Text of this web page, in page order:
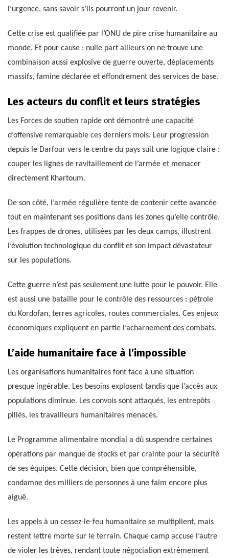
l’urgence, sans savoir s’ils pourront un jour revenir.
Cette crise est qualifiée par l’ONU de pire crise humanitaire au
monde. Et pour cause : nulle part ailleurs on ne trouve une
combinaison aussi explosive de guerre ouverte, déplacements
massifs, famine déclarée et effondrement des services de base.
Les acteurs du conflit et leurs stratégies
Les Forces de soutien rapide ont démontré une capacité
d’offensive remarquable ces derniers mois. Leur progression
depuis le Darfour vers le centre du pays suit une logique claire :
couper les lignes de ravitaillement de l’armée et menacer
directement Khartoum.
De son côté, l’armée régulière tente de contenir cette avancée
tout en maintenant ses positions dans les zones qu’elle contrôle.
Les frappes de drones, utilisées par les deux camps, illustrent
l’évolution technologique du conflit et son impact dévastateur
sur les populations.
Cette guerre n’est pas seulement une lutte pour le pouvoir. Elle
est aussi une bataille pour le contrôle des ressources : pétrole
du Kordofan, terres agricoles, routes commerciales. Ces enjeux
économiques expliquent en partie l’acharnement des combats.
L’aide humanitaire face à l’impossible
Les organisations humanitaires font face à une situation
presque ingérable. Les besoins explosent tandis que l’accès aux
populations diminue. Les convois sont attaqués, les entrepôts
pillés, les travailleurs humanitaires menacés.
Le Programme alimentaire mondial a dû suspendre certaines
opérations par manque de stocks et par crainte pour la sécurité
de ses équipes. Cette décision, bien que compréhensible,
condamne des milliers de personnes à une faim encore plus
aiguë.
Les appels à un cessez-le-feu humanitaire se multiplient, mais
restent lettre morte sur le terrain. Chaque camp accuse l’autre
de violer les trêves, rendant toute négociation extrêmement